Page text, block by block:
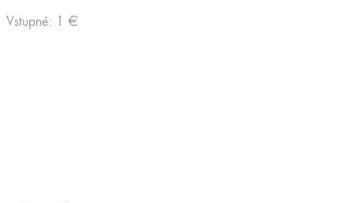
Vstupné: 1 €